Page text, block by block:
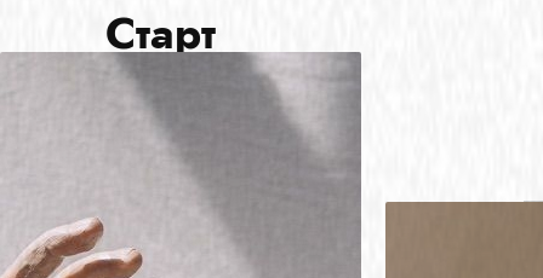
Старт
через